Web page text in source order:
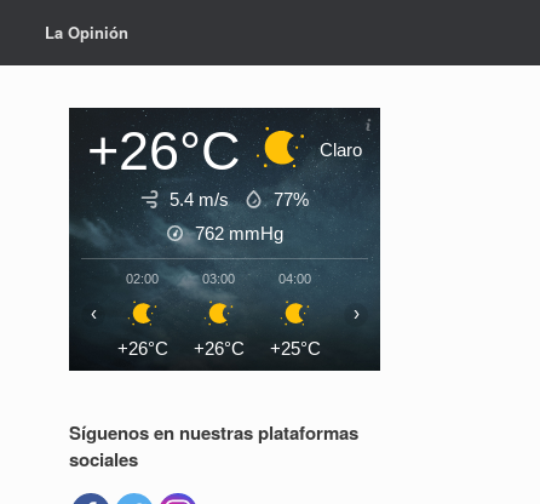
La Opinión
+26°C Claro
5.4 m/s
77%
762mmHg
02:00
+26°C
03:00
+26°C
04:00
+25°C
05:00
‹ ›
Síguenos en nuestras plataformas
sociales